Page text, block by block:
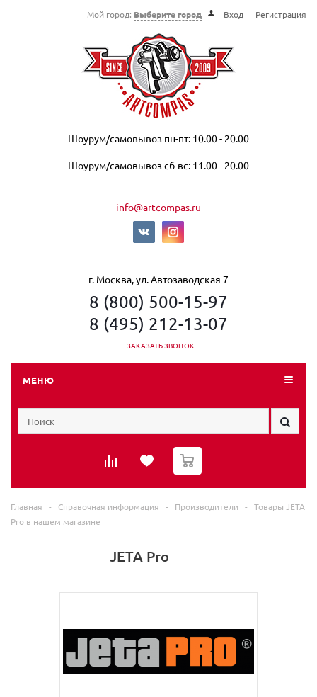
Мой город: Выберите город Вход Регистрация
Шоурум/самовывоз пн-пт: 10.00 - 20.00
Шоурум/самовывоз сб-вс: 11.00 - 20.00
info@artcompas.ru
г. Москва, ул. Автозаводская 7
8 (800) 500-15-97
8 (495) 212-13-07
ЗАКАЗАТЬ ЗВОНОК
МЕНЮ
0
Главная - Справочная информация - Производители -
Товары JETA
Pro в нашем магазине
JETA Pro